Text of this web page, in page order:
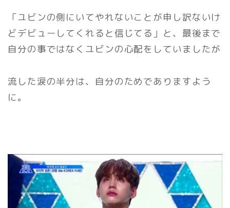
「ユビンの側にいてやれないことが申し訳ないけ
どデビューしてくれると信じてる」と、最後まで
自分の事ではなくユビンの心配をしていましたが
流した涙の半分は、自分のためでありますよう
に。